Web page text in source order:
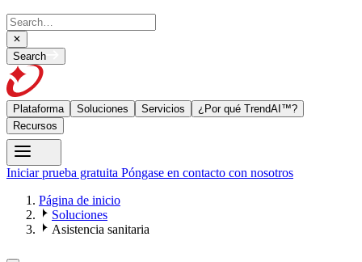
Search
Plataforma Soluciones Servicios
¿Por qué TrendAI™?
Recursos
Iniciar prueba gratuita Póngase en contacto con nosotros
Página de inicio
Soluciones
Asistencia sanitaria